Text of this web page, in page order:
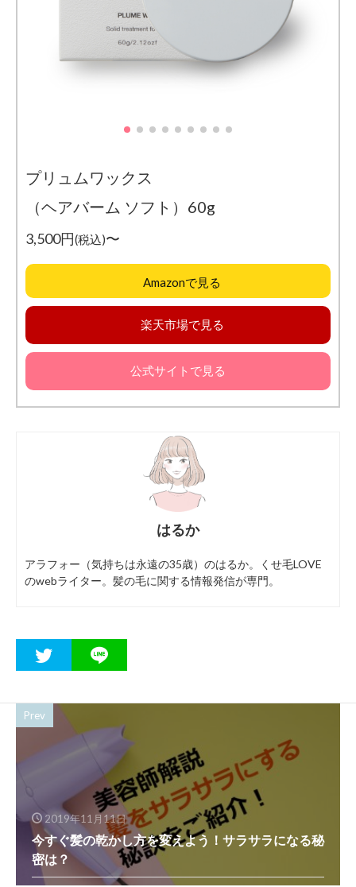
プリュムワックス
（ヘアバーム ソフト）60g
3,500円(税込)〜
Amazonで見る
楽天市場で見る
公式サイトで見る
はるか
アラフォー（気持ちは永遠の35歳）のはるか。くせ毛LOVE
のwebライター。髪の毛に関する情報発信が専門。
Prev
2019年11月11日
今すぐ髪の乾かし方を変えよう！サラサラになる秘
密は？